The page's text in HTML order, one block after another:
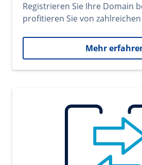
Registrieren Sie Ihre Domain
profitieren Sie von
Mehr